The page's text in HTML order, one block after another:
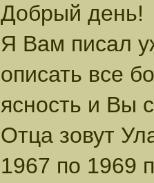
Добрый день!
Я Вам писал
описать все
ясность и Вы
Отца зовут
1967 по 1969